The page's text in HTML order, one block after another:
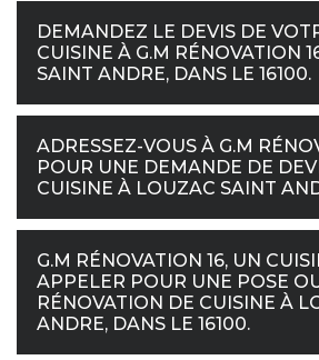
DEMANDEZ LE DEVIS DE
CUISINE À G.M RÉNOVATION
SAINT ANDRE, DANS LE 16100.
ADRESSEZ-VOUS À G.M
POUR UNE DEMANDE DE
CUISINE À LOUZAC SAINT
G.M RÉNOVATION 16, UN
APPELER POUR UNE POSE
RÉNOVATION DE CUISINE À
ANDRE, DANS LE 16100.